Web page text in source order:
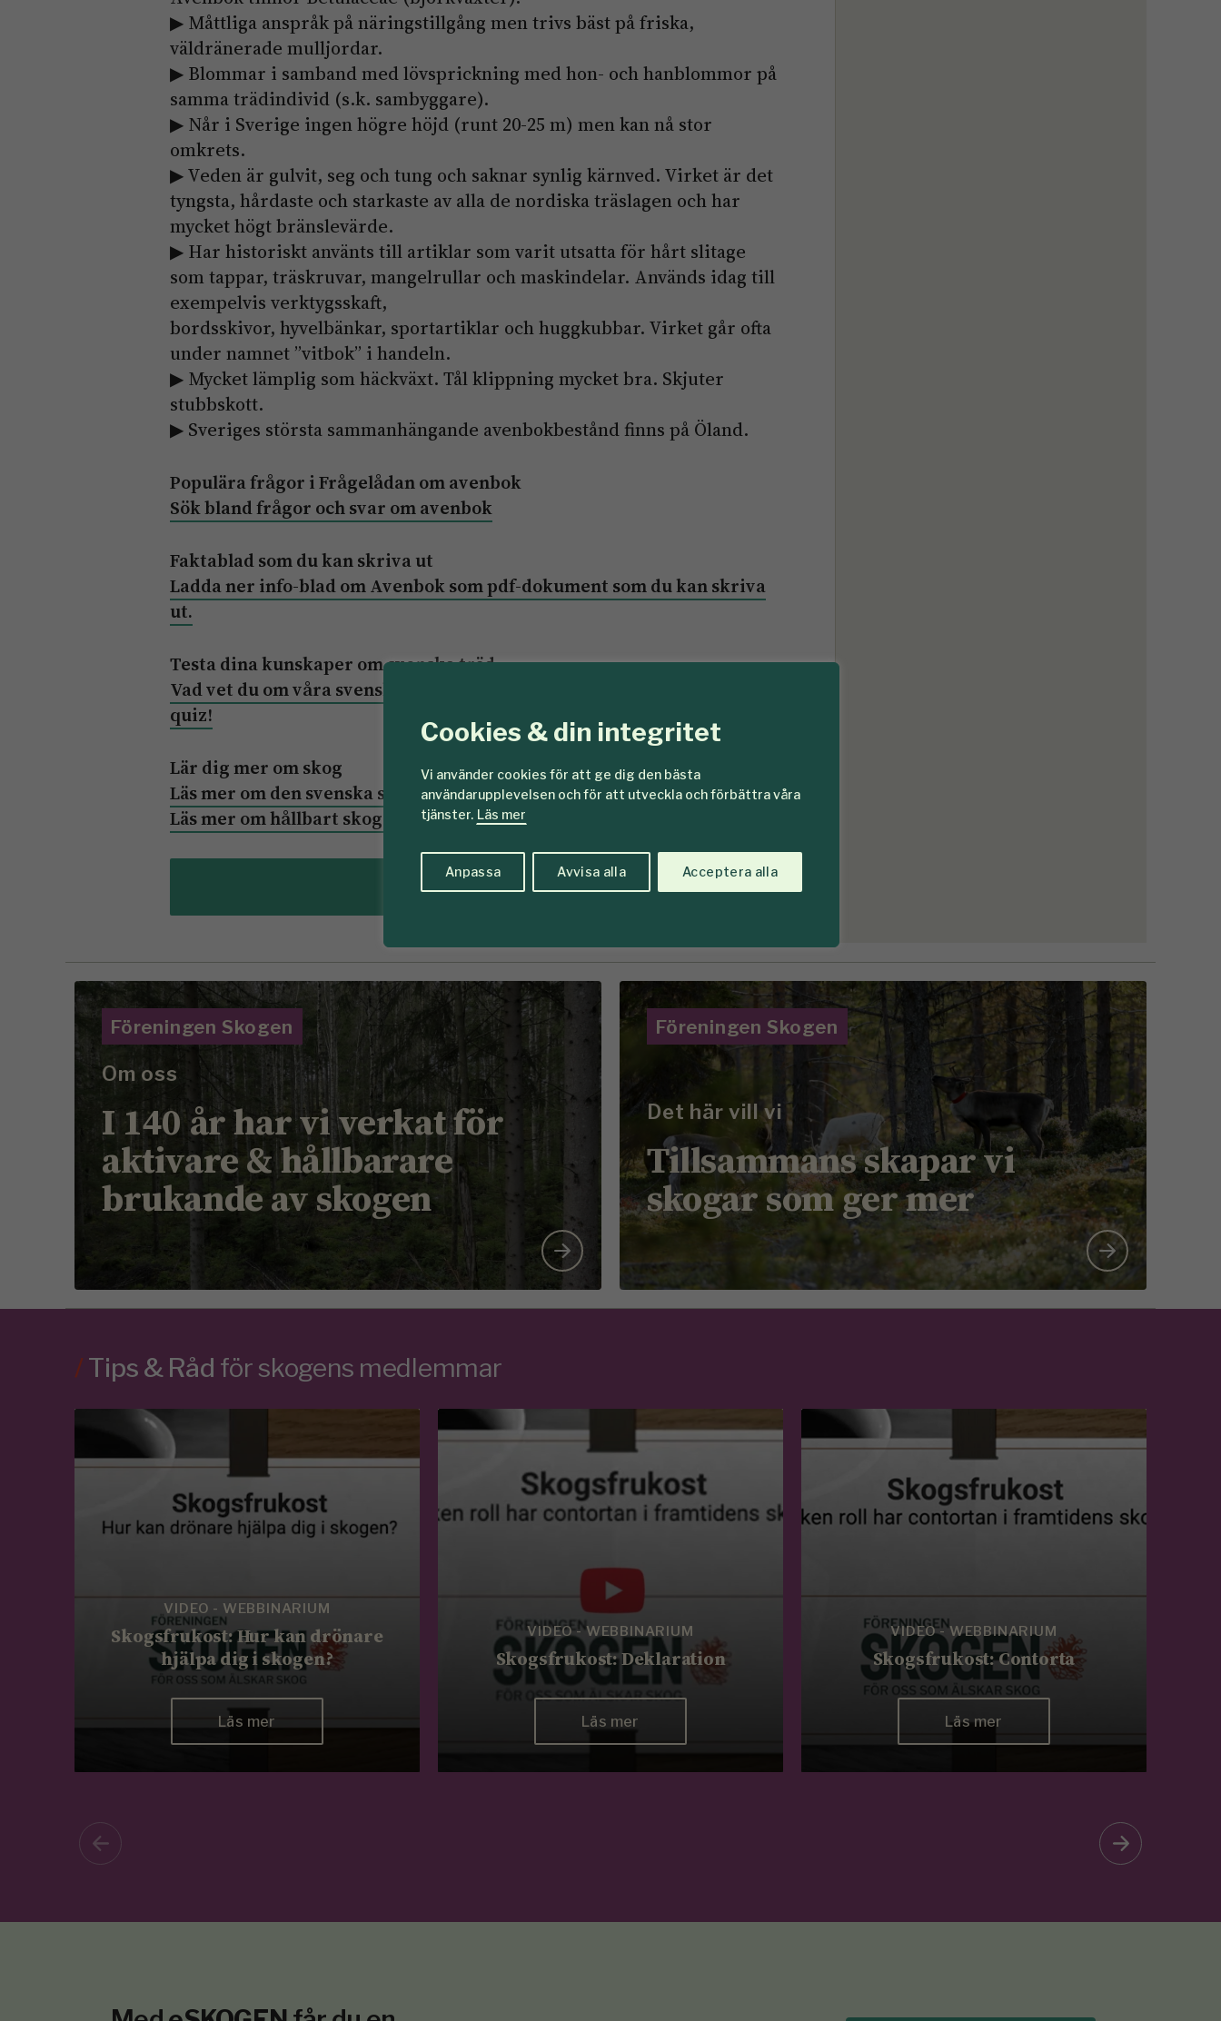
Cookies & din integritet
Vi använder cookies för att ge dig den bästa
användarupplevelsen och för att utveckla och förbättra våra
tjänster. Läs mer
Anpassa Avvisa alla Acceptera alla
▶ Måttliga anspråk på näringstillgång men trivs bäst på friska,
väldränerade mulljordar.
▶ Blommar i samband med lövsprickning med hon- och hanblommor på
samma trädindivid (s.k. sambyggare).
▶ Når i Sverige ingen högre höjd (runt 20-25 m) men kan nå stor
omkrets.
▶ Veden är gulvit, seg och tung och saknar synlig kärnved. Virket är det
tyngsta, hårdaste och starkaste av alla de nordiska träslagen och har
mycket högt bränslevärde.
▶ Har historiskt använts till artiklar som varit utsatta för hårt slitage
som tappar, träskruvar, mangelrullar och maskindelar. Används idag till
exempelvis verktygsskaft,
bordsskivor, hyvelbänkar, sportartiklar och huggkubbar. Virket går ofta
under namnet ”vitbok” i handeln.
▶ Mycket lämplig som häckväxt. Tål klippning mycket bra. Skjuter
stubbskott.
▶ Sveriges största sammanhängande avenbokbestånd finns på Öland.
Populära frågor i Frågelådan om avenbok
Sök bland frågor och svar om avenbok
Faktablad som du kan skriva ut
Ladda ner info-blad om Avenbok som pdf-dokument som du kan skriva
ut.
Testa dina kunskaper om svenska träd
Vad vet du om våra svenska träd? Testa dina kunskaper i vårt kluriga
quiz!
Lär dig mer om skog
Läs mer om den svenska skogen här på SkogsSverige
Läs mer om hållbart skogsbruk här på SkogsSverige
Visa fler
Föreningen Skogen
Om oss
I 140 år har vi verkat för
aktivare & hållbarare
brukande av skogen
Föreningen Skogen
Det här vill vi
Tillsammans skapar vi
skogar som ger mer
/ Tips & Råd för skogens medlemmar
VIDEO - WEBBINARIUM
Skogsfrukost: Hur kan drönare
hjälpa dig i skogen?
Läs mer
VIDEO - WEBBINARIUM
Skogsfrukost: Deklaration
Läs mer
VIDEO - WEBBINARIUM
Skogsfrukost: Contorta
Läs mer